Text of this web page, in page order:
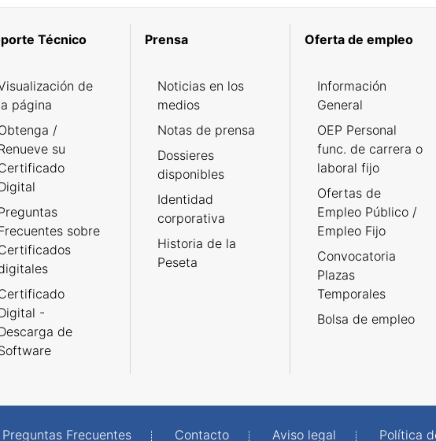
Técnico
de
página
/
su
sobre
-
de
Prensa
Noticias en los
medios
Notas de prensa
Dossieres
disponibles
Identidad
corporativa
Historia de la
Peseta
Oferta de empleo
Información
General
OEP Personal
func. de carrera o
laboral fijo
Ofertas de
Empleo Público /
Empleo Fijo
Convocatoria
Plazas
Temporales
Bolsa de empleo
Preguntas Frecuentes Contacto Aviso legal Política